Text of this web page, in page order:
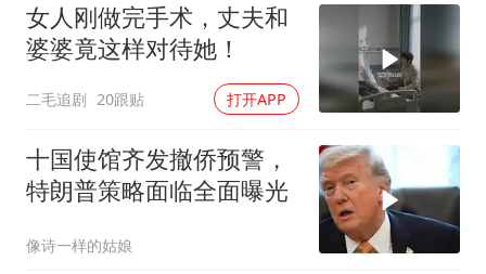
女人刚做完手术，丈夫和
婆婆竟这样对待她！
二毛追剧 20跟贴 打开APP
十国使馆齐发撤侨预警，
特朗普策略面临全面曝光
像诗一样的姑娘